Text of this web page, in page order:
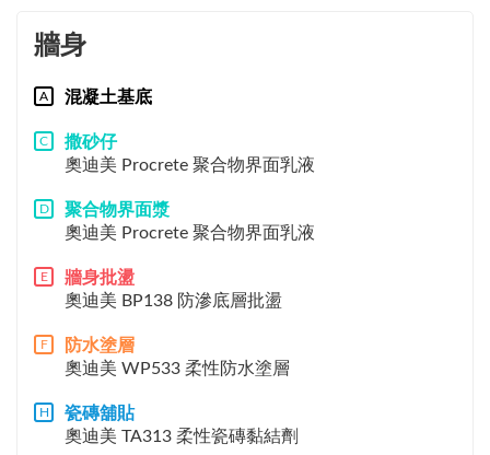
牆身
A 混凝土基底
C
撒砂仔
奧迪美 Procrete 聚合物界面乳液
D
聚合物界面漿
奧迪美 Procrete 聚合物界面乳液
E
牆身批盪
奧迪美 BP138 防滲底層批盪
F
防水塗層
奧迪美 WP533 柔性防水塗層
H
瓷磚舖貼
奧迪美 TA313 柔性瓷磚黏結劑